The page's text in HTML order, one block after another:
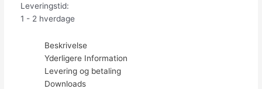
Leveringstid:
1 - 2 hverdage
Beskrivelse
Yderligere Information
Levering og betaling
Downloads